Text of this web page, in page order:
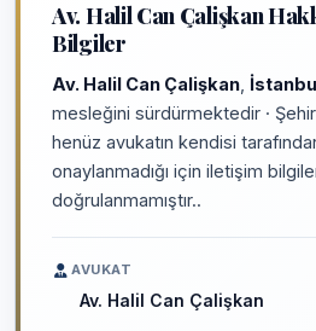
Av. Halil Can Çalişkan
Bilgiler
Av. Halil Can Çalişkan
mesleğini sürdürmektedir ·
henüz avukatın kendisi
onaylanmadığı için iletişim
doğrulanmamıştır..
AVUKAT
Av. Halil Can Çalişkan